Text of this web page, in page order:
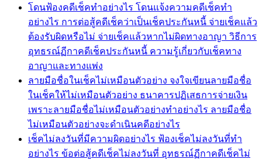
โดนฟ้องคดีเช็คทำอย่างไร โดนแจ้งความคดีเช็คทำ
อย่างไร การต่อสู้คดีเช็คว่าเป็นเช็คประกันหนี้ จ่ายเช็คแล้ว
ต้องรับผิดหรือไม่ จ่ายเช็คแล้วหากไม่ผิดทางอาญา วิธีการ
อุทธรณ์ฏีกาคดีเช็คประกันหนี้ ความรู้เกี่ยวกับเช็คทาง
อาญาและทางแพ่ง
ลายมือชื่อในเช็คไม่เหมือนตัวอย่าง จงใจเขียนลายมือชื่อ
ในเช็คให้ไม่เหมือนตัวอย่าง ธนาคารปฏิเสธการจ่ายเงิน
เพราะลายมือชื่อไม่เหมือนตัวอย่างทำอย่างไร ลายมือชื่อ
ไม่เหมือนตัวอย่างจะดำเนินคดีอย่างไร
เช็คไม่ลงวันที่มีความผิดอย่างไร ฟ้องเช็คไม่ลงวันที่ทำ
อย่างไร ข้อต่อสู้คดีเช็คไม่ลงวันที่ อุทธรณ์ฏีกาคดีเช็คไม่